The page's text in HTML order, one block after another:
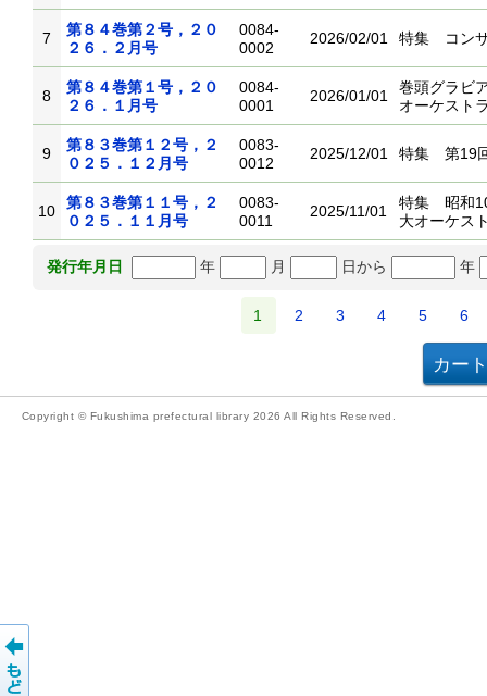
7
第８４巻第２号，２０
２６．２月号
0084-
0002
2026/02/01 特集 コンサ
8
第８４巻第１号，２０
２６．１月号
0084-
0001
2026/01/01
巻頭グラビ
オーケスト
9
第８３巻第１２号，２
０２５．１２月号
0083-
0012
2025/12/01 特集 第19
10
第８３巻第１１号，２
０２５．１１月号
0083-
0011
2025/11/01
特集 昭和
大オーケス
発行年月日 年 月 日から 年
1 2 3 4 5 6
Copyright © Fukushima prefectural library 2026 All Rights Reserved.